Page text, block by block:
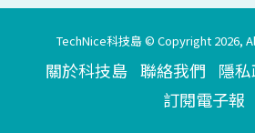
TechNice科技島 © Copyright 2026,
關於科技島 聯絡我們 隱
訂閱電子報